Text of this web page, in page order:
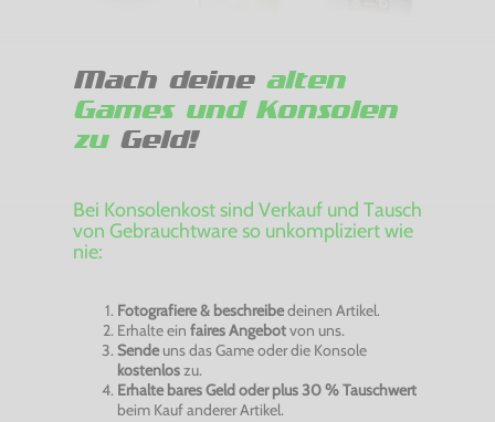
Mach deine alten
Games und Konsolen
zuGeld!
Bei Konsolenkost sind Verkauf und Tausch
von Gebrauchtware so unkompliziert wie
nie:
Fotografiere & beschreibedeinen Artikel.
Erhalte ein faires Angebotvon uns.
Sendeuns das Game oder die Konsole
kostenloszu.
Erhalte bares Geld oder plus 30 % Tauschwert
beim Kauf anderer Artikel.